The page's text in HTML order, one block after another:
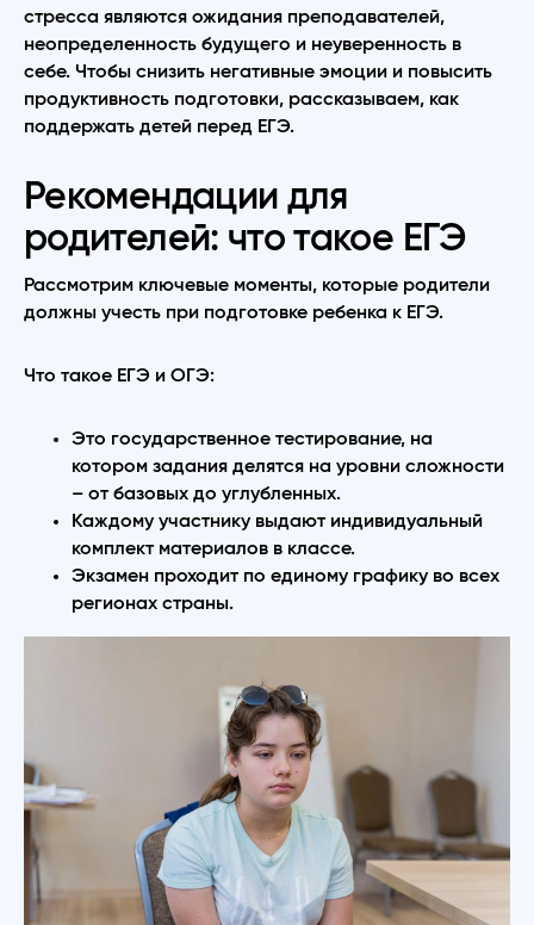
стресса являются ожидания преподавателей,
неопределенность будущего и неуверенность в
себе. Чтобы снизить негативные эмоции и повысить
продуктивность подготовки, рассказываем, как
поддержать детей перед ЕГЭ.
Рекомендации для
родителей: что такое ЕГЭ
Рассмотрим ключевые моменты, которые родители
должны учесть при подготовке ребенка к ЕГЭ.
Что такое ЕГЭ и ОГЭ:
Это государственное тестирование, на
котором задания делятся на уровни сложности
– от базовых до углубленных.
Каждому участнику выдают индивидуальный
комплект материалов в классе.
Экзамен проходит по единому графику во всех
регионах страны.